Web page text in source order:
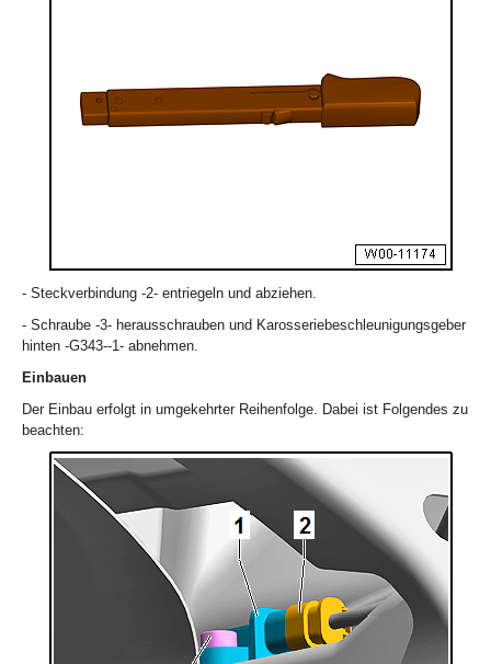
- Steckverbindung -2- entriegeln und abziehen.
- Schraube -3- herausschrauben und Karosseriebeschleunigungsgeber
hinten -G343--1- abnehmen.
Einbauen
Der Einbau erfolgt in umgekehrter Reihenfolge. Dabei ist Folgendes zu
beachten: